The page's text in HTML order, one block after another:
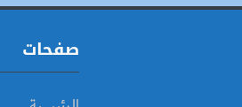
صفحات